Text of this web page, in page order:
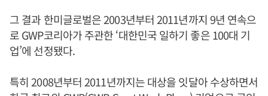
그 결과 한미글로벌은 2003년부터 2011년까지 9년 연속으
로 GWP코리아가 주관한 ‘대한민국 일하기 좋은 100대 기
업’에 선정됐다.
특히 2008년부터 2011년까지는 대상을 잇달아 수상하면서